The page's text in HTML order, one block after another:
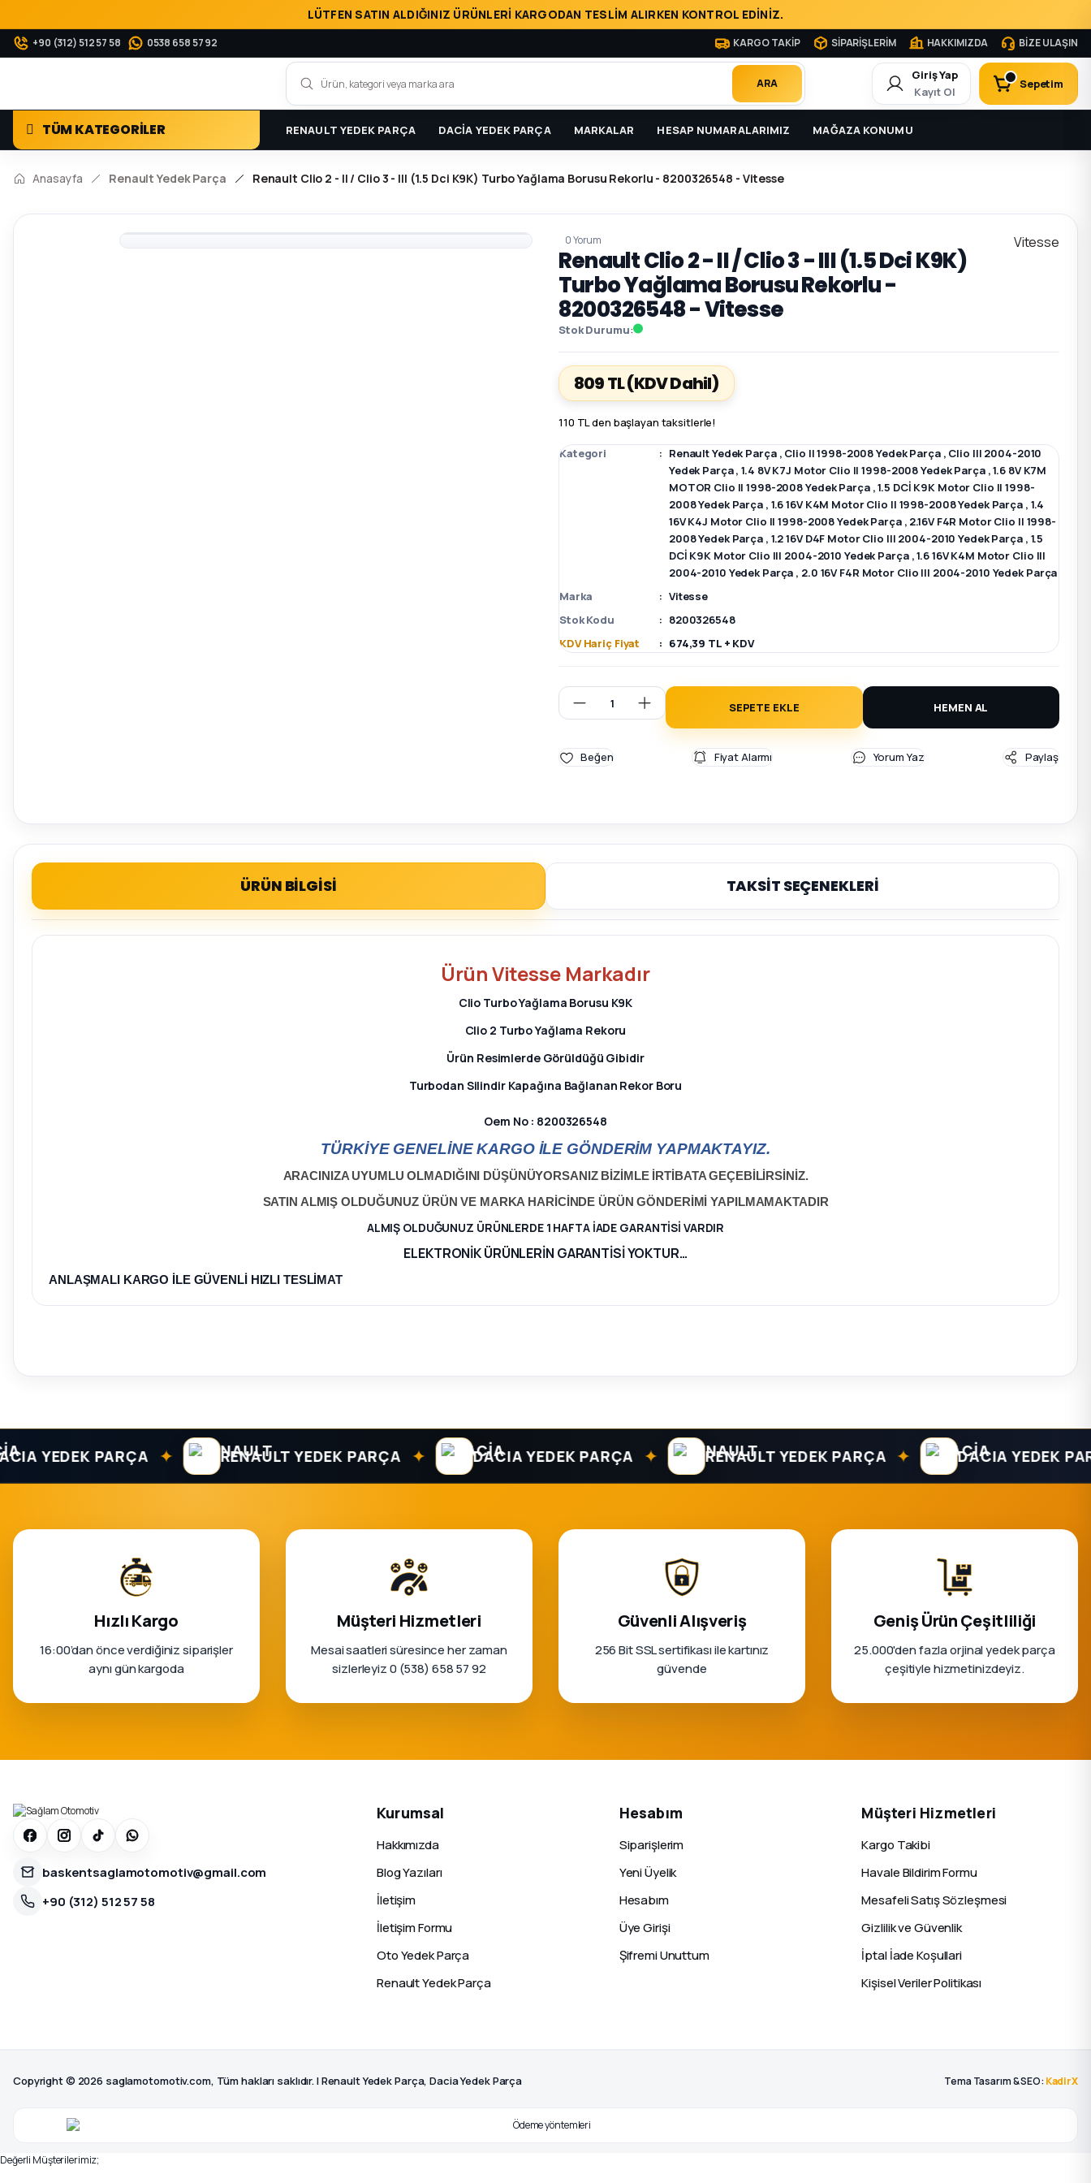
LÜTFEN SATIN ALDIĞINIZ ÜRÜNLERİ KARGODAN TESLİM ALIRKEN KONTROL EDİNİZ.
+90 (312) 512 57 58 0538 658 57 92 KARGO TAKİP SİPARİŞLERİM HAKKIMIZDA BİZE ULAŞIN
ARA
Giriş Yap
Kayıt Ol
Sepetim
TÜM KATEGORİLER RENAULT YEDEK PARÇA DACİA YEDEK PARÇA MARKALAR HESAP NUMARALARIMIZ MAĞAZA KONUMU
Anasayfa Renault Yedek Parça Renault Clio 2 - II / Clio 3 - III (1.5 Dci K9K) Turbo Yağlama Borusu Rekorlu - 8200326548 - Vitesse
0 Yorum
Renault Clio 2 - II / Clio 3 - III (1.5 Dci K9K)
Turbo Yağlama Borusu Rekorlu -
8200326548 - Vitesse
Stok Durumu
Vitesse
809 TL(KDV Dahil)
110 TL den başlayan taksitlerle!
Kategori Renault Yedek Parça , Clio II 1998-2008 Yedek Parça , Clio III 2004-2010
Yedek Parça,1.4 8V K7J Motor Clio II 1998-2008 Yedek Parça ,1.6 8V K7M
MOTOR Clio II 1998-2008 Yedek Parça ,1.5 DCİ K9K Motor Clio II 1998-
2008 Yedek Parça , 1.6 16V K4M Motor Clio II 1998-2008 Yedek Parça , 1.4
16V K4J Motor Clio II 1998-2008 Yedek Parça , 2.16V F4R Motor Clio II 1998-
2008 Yedek Parça , 1.2 16V D4F Motor Clio III 2004-2010 Yedek Parça , 1.5
DCİ K9K Motor Clio III 2004-2010 Yedek Parça ,1.6 16V K4M Motor Clio III
2004-2010 Yedek Parça , 2.0 16V F4R Motor Clio III 2004-2010 Yedek Parça
Marka
Vitesse
Stok Kodu
8200326548
KDV Hariç Fiyat
674,39 TL + KDV
SEPETE EKLE HEMEN AL
Fiyat Alarmı Yorum Yaz Paylaş
ÜRÜN BİLGİSİ TAKSİT SEÇENEKLERİ
ÜrünVitesseMarkadır
Clio Turbo Yağlama Borusu K9K
Clio 2 Turbo Yağlama Rekoru
Ürün Resimlerde Görüldüğü Gibidir
Turbodan Silindir Kapağına Bağlanan Rekor Boru
Oem No : 8200326548
TÜRKİYE GENELİNE KARGO İLE GÖNDERİM YAPMAKTAYIZ.
ARACINIZA UYUMLU OLMADIĞINI DÜŞÜNÜYORSANIZ BİZİMLE İRTİBATA GEÇEBİLİRSİNİZ.
SATIN ALMIŞ OLDUĞUNUZ ÜRÜN VE MARKA HARİCİNDE ÜRÜN GÖNDERİMİ YAPILMAMAKTADIR
ALMIŞ OLDUĞUNUZ ÜRÜNLERDE 1 HAFTA İADE GARANTİSİ VARDIR
ELEKTRONİK ÜRÜNLERİN GARANTİSİ YOKTUR…
ANLAŞMALI KARGO İLE GÜVENLİ HIZLI TESLİMAT
PARÇA ✦ RENAULT YEDEK PARÇA ✦ DACIA YEDEK PARÇA ✦ RENAULT YEDEK PARÇA ✦ DACIA YEDEK PARÇA
Hızlı Kargo
16:00’dan önce verdiğiniz siparişler
aynı gün kargoda
Müşteri Hizmetleri
Mesai saatleri süresince her zaman
sizlerleyiz 0 (538) 658 57 92
Güvenli Alışveriş
256 Bit SSL sertifikası ile kartınız
güvende
Geniş Ürün Çeşitliliği
25.000'den fazla orjinal yedek parça
çeşitiyle hizmetinizdeyiz.
baskentsaglamotomotiv@gmail.com
+90 (312) 512 57 58
Kurumsal
Hakkımızda
Blog Yazıları
İletişim
İletişim Formu
Oto Yedek Parça
Renault Yedek Parça
Hesabım
Siparişlerim
Yeni Üyelik
Hesabım
Üye Girişi
Şifremi Unuttum
Müşteri Hizmetleri
Kargo Takibi
Havale Bildirim Formu
Mesafeli Satış Sözleşmesi
Gizlilik ve Güvenlik
İptal İade Koşullari
Kişisel Veriler Politikası
Copyright © 2026 saglamotomotiv.com, Tüm hakları saklıdır. | Renault Yedek Parça, Dacia Yedek Parça Tema Tasarım & SEO: KadirX
Değerli Müşterilerimiz;